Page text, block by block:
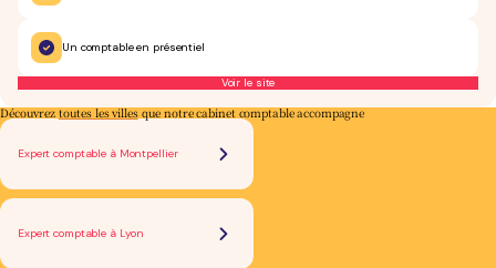
Un comptable en présentiel
Voir le site
Découvreztoutes les villesque notre cabinet comptable accompagne
Expert comptable à Montpellier
Expert comptable à Lyon